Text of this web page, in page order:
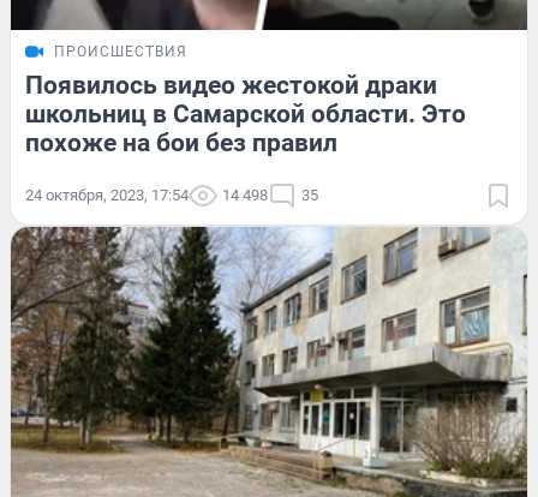
ПРОИСШЕСТВИЯ
Появилось видео жестокой драки
школьниц в Самарской области. Это
похоже на бои без правил
24 октября, 2023, 17:54 14 498 35